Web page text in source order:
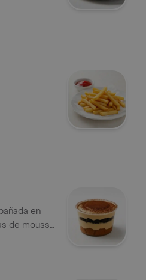
queso
en
de mousse